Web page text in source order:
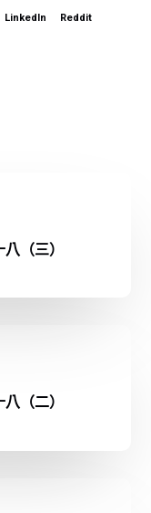
LinkedIn Reddit
（三）
（二）